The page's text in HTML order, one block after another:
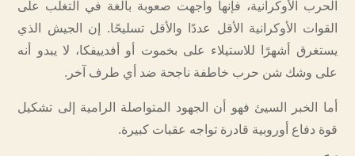
الحرب الأوكرانية، فإنها واجهت صعوبة بالغة في التغلب على
القوات الأوكرانية الأقل عددًا والأقل تسليحًا. إن الجيش الذي
يستغرق أشهرًا للاستيلاء على بخموت أو أفدييفكا، لا يبدو أنه
على وشك شن حرب خاطفة ناجحة ضد أي طرف آخر.
أما الخبر السيئ فهو أن الجهود المتواصلة الرامية إلى تشكيل
قوة دفاع أوروبية قادرة تواجه عقبات كبيرة.